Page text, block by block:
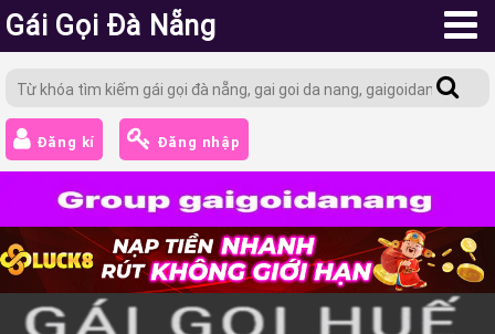
Gái Gọi Đà Nẵng
Đăng kí Đăng nhập